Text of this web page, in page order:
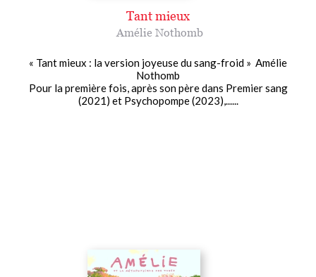
Tant mieux
Amélie Nothomb
« Tant mieux : la version joyeuse du sang-froid » Amélie
Nothomb
Pour la première fois, après son père dans Premier sang
(2021) et Psychopompe (2023),......